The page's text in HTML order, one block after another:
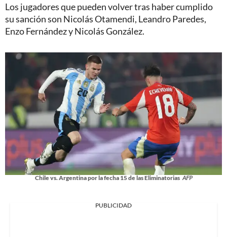
Los jugadores que pueden volver tras haber cumplido
su sanción son Nicolás Otamendi, Leandro Paredes,
Enzo Fernández y Nicolás González.
Chile vs. Argentina por la fecha 15 de las Eliminatorias AFP
PUBLICIDAD